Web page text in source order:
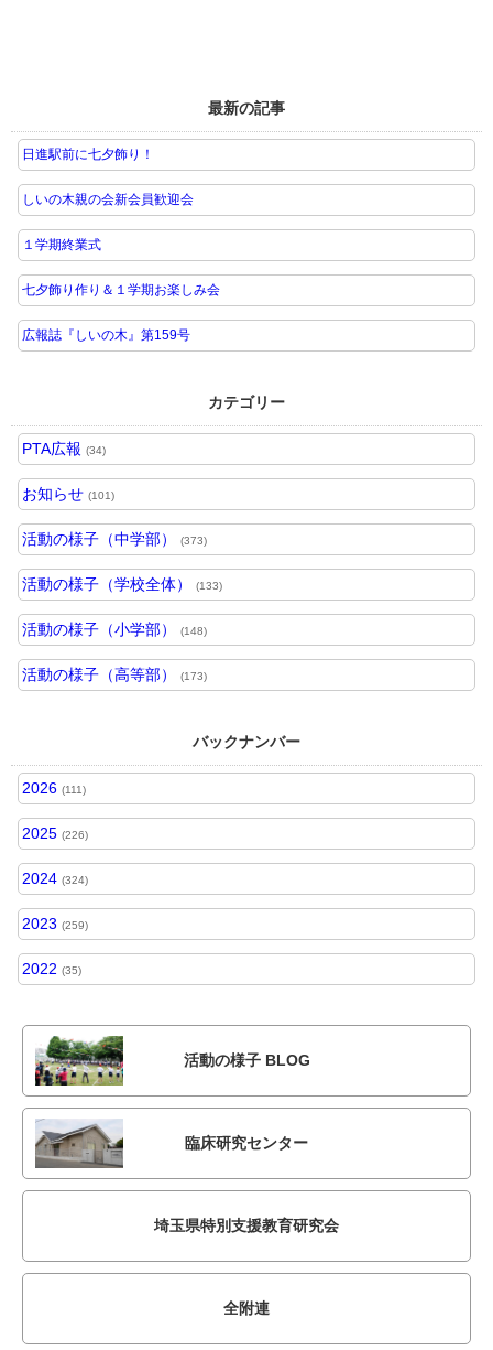
最新の記事
日進駅前に七夕飾り！
しいの木親の会新会員歓迎会
１学期終業式
七夕飾り作り＆１学期お楽しみ会
広報誌『しいの木』第159号
カテゴリー
PTA広報 (34)
お知らせ (101)
活動の様子（中学部） (373)
活動の様子（学校全体） (133)
活動の様子（小学部） (148)
活動の様子（高等部） (173)
バックナンバー
2026 (111)
2025 (226)
2024 (324)
2023 (259)
2022 (35)
活動の様子 BLOG
臨床研究センター
埼玉県特別支援教育研究会
全附連